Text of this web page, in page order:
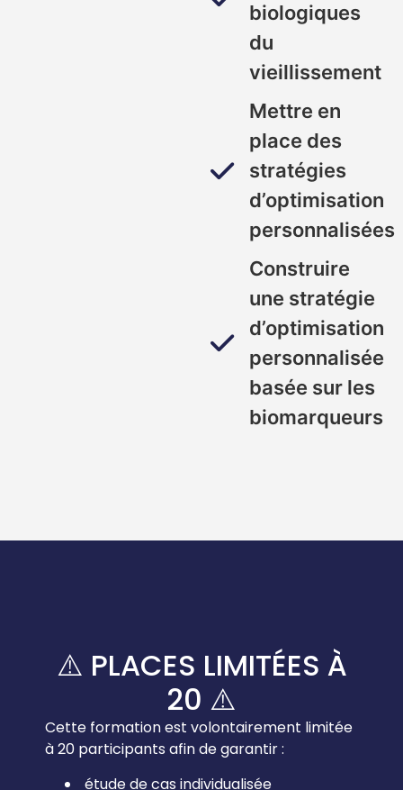
biologiques
du
vieillissement
Mettre en
place des
stratégies
d’optimisation
personnalisées
Construire
une stratégie
d’optimisation
personnalisée
basée sur les
biomarqueurs
⚠️ PLACES LIMITÉES À
20 ⚠️
Cette formation est volontairement limitée
à 20 participants afin de garantir :
⁠ ⁠étude de cas individualisée